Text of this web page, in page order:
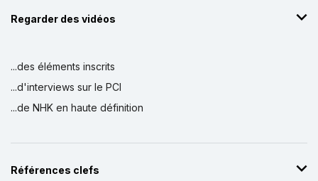
Regarder des vidéos
...des éléments inscrits
...d'interviews sur le PCI
...de NHK en haute définition
Références clefs